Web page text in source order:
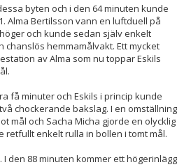
byten och i den 64 minuten kunde
Alma Bertilsson vann en luftduell på
och kunde sedan själv enkelt
chanslös hemmamålvakt. Ett mycket
av Alma som nu toppar Eskils
få minuter och Eskils i princip kunde
chockerande bakslag. I en omställning
mål och Sacha Micha gjorde en olycklig
retfullt enkelt rulla in bollen i tomt mål.
I den 88 minuten kommer ett högerinlägg